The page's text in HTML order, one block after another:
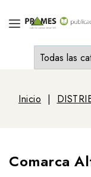
Inicio
Comarca